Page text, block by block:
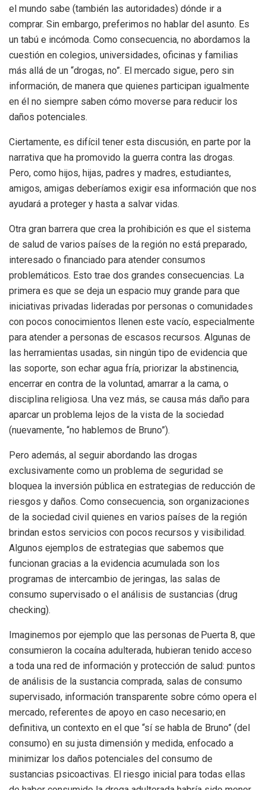
el mundo sabe (también las autoridades) dónde ir a
comprar. Sin embargo, preferimos no hablar del asunto. Es
un tabú e incómoda. Como consecuencia, no abordamos la
cuestión en colegios, universidades, oficinas y familias
más allá de un “drogas, no”. El mercado sigue, pero sin
información, de manera que quienes participan igualmente
en él no siempre saben cómo moverse para reducir los
daños potenciales.
Ciertamente, es difícil tener esta discusión, en parte por la
narrativa que ha promovido la guerra contra las drogas.
Pero, como hijos, hijas, padres y madres, estudiantes,
amigos, amigas deberíamos exigir esa información que nos
ayudará a proteger y hasta a salvar vidas.
Otra gran barrera que crea la prohibición es que el sistema
de salud de varios países de la región no está preparado,
interesado o financiado para atender consumos
problemáticos. Esto trae dos grandes consecuencias. La
primera es que se deja un espacio muy grande para que
iniciativas privadas lideradas por personas o comunidades
con pocos conocimientos llenen este vacío, especialmente
para atender a personas de escasos recursos. Algunas de
las herramientas usadas, sin ningún tipo de evidencia que
las soporte, son echar agua fría, priorizar la abstinencia,
encerrar en contra de la voluntad, amarrar a la cama, o
disciplina religiosa. Una vez más, se causa más daño para
aparcar un problema lejos de la vista de la sociedad
(nuevamente, “no hablemos de Bruno”).
Pero además, al seguir abordando las drogas
exclusivamente como un problema de seguridad se
bloquea la inversión pública en estrategias de reducción de
riesgos y daños. Como consecuencia, son organizaciones
de la sociedad civil quienes en varios países de la región
brindan estos servicios con pocos recursos y visibilidad.
Algunos ejemplos de estrategias que sabemos que
funcionan gracias a la evidencia acumulada son los
programas de intercambio de jeringas, las salas de
consumo supervisado o el análisis de sustancias (drug
checking).
Imaginemos por ejemplo que las personas de Puerta 8, que
consumieron la cocaína adulterada, hubieran tenido acceso
a toda una red de información y protección de salud: puntos
de análisis de la sustancia comprada, salas de consumo
supervisado, información transparente sobre cómo opera el
mercado, referentes de apoyo en caso necesario; en
definitiva, un contexto en el que “sí se habla de Bruno” (del
consumo) en su justa dimensión y medida, enfocado a
minimizar los daños potenciales del consumo de
sustancias psicoactivas. El riesgo inicial para todas ellas